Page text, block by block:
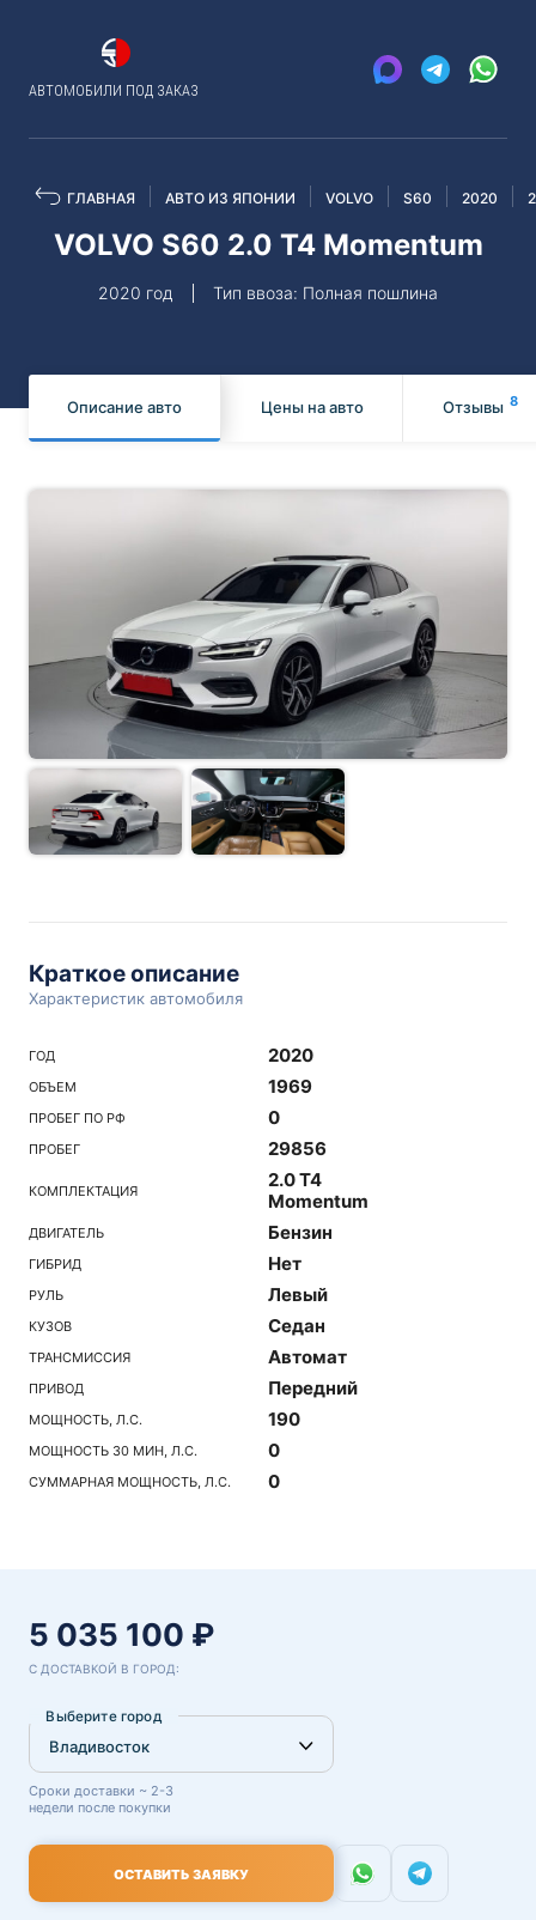
АВТОМОБИЛИ ПОД ЗАКАЗ
ГЛАВНАЯ АВТО ИЗ ЯПОНИИ VOLVO S60 2020
VOLVO S60 2.0 T4 Momentum
2020 год Тип ввоза: Полная пошлина
Описание авто Цены на авто Отзывы 8
Краткое описание
Характеристик автомобиля
ГОД 2020
ОБЪЕМ 1969
ПРОБЕГ ПО РФ 0
ПРОБЕГ 29856
КОМПЛЕКТАЦИЯ
2.0 T4
Momentum
ДВИГАТЕЛЬ Бензин
ГИБРИД Нет
РУЛЬ Левый
КУЗОВ Седан
ТРАНСМИССИЯ Автомат
ПРИВОД Передний
МОЩНОСТЬ, Л.С. 190
МОЩНОСТЬ 30 МИН, Л.С. 0
СУММАРНАЯ МОЩНОСТЬ, Л.С. 0
5 035 100 ₽
С ДОСТАВКОЙ В ГОРОД:
Выберите город
Сроки доставки ~ 2-3
недели после покупки
ОСТАВИТЬ ЗАЯВКУ